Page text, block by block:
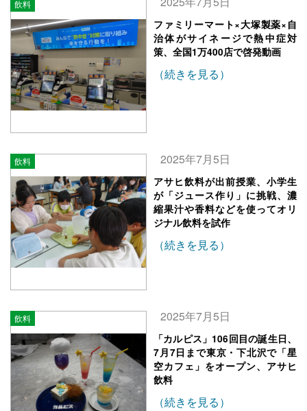
飲料
ファミリーマート×大塚製薬×自
治体がサイネージで熱中症対
策、全国1万400店で啓発動画
（続きを見る）
飲料 2025年7月5日
アサヒ飲料が出前授業、小学生
が「ジュース作り」に挑戦、濃
縮果汁や香料などを使ってオリ
ジナル飲料を試作
（続きを見る）
飲料 2025年7月5日
「カルピス」106回目の誕生日、
7月7日まで東京・下北沢で「星
空カフェ」をオープン、アサヒ
飲料
（続きを見る）